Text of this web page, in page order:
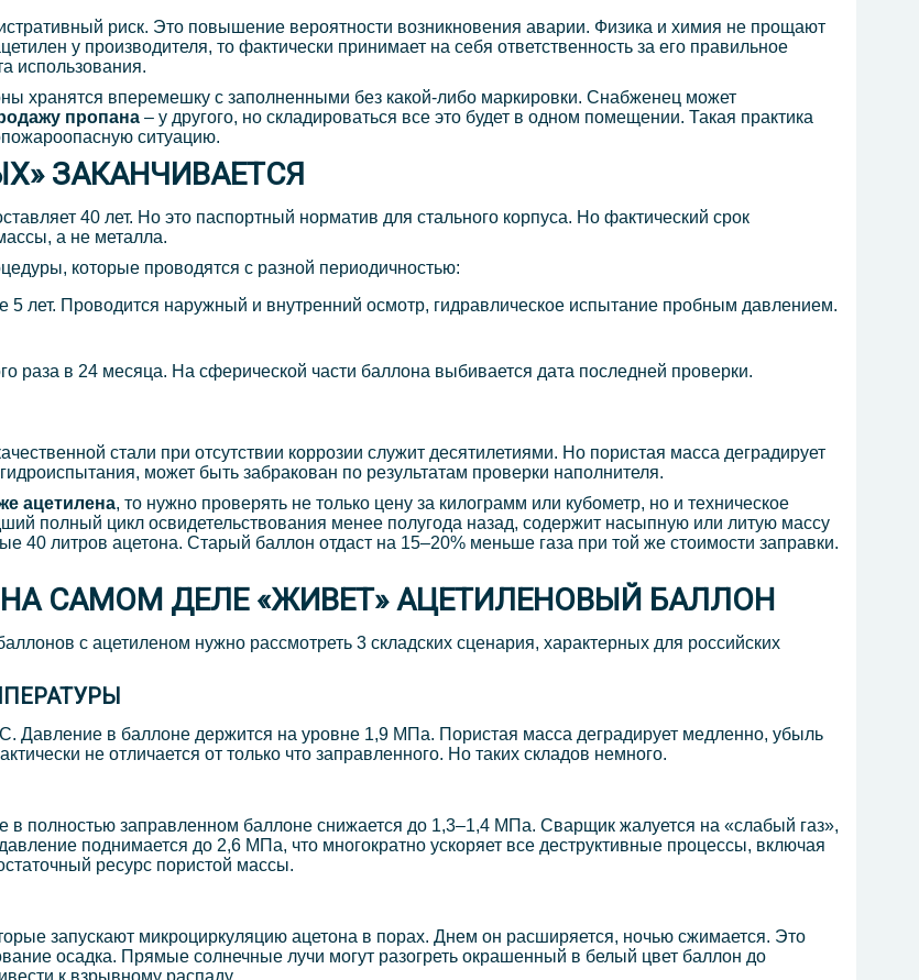
риск. Это повышение вероятности возникновения аварии. Физика и химия не прощают
у производителя, то фактически принимает на себя ответственность за его правильное
использования.
хранятся вперемешку с заполненными без какой-либо маркировки. Снабженец может
пропана – у другого, но складироваться все это будет в одном помещении. Такая практика
ситуацию.
ЗАКАНЧИВАЕТСЯ
40 лет. Но это паспортный норматив для стального корпуса. Но фактический срок
а не металла.
которые проводятся с разной периодичностью:
5 лет. Проводится наружный и внутренний осмотр, гидравлическое испытание пробным давлением.
раза в 24 месяца. На сферической части баллона выбивается дата последней проверки.
стали при отсутствии коррозии служит десятилетиями. Но пористая масса деградирует
может быть забракован по результатам проверки наполнителя.
ацетилена, то нужно проверять не только цену за килограмм или кубометр, но и техническое
полный цикл освидетельствования менее полугода назад, содержит насыпную или литую массу
40 литров ацетона. Старый баллон отдаст на 15–20% меньше газа при той же стоимости заправки.
САМОМ ДЕЛЕ «ЖИВЕТ» АЦЕТИЛЕНОВЫЙ БАЛЛОН
с ацетиленом нужно рассмотреть 3 складских сценария, характерных для российских
Давление в баллоне держится на уровне 1,9 МПа. Пористая масса деградирует медленно, убыль
не отличается от только что заправленного. Но таких складов немного.
в полностью заправленном баллоне снижается до 1,3–1,4 МПа. Сварщик жалуется на «слабый газ»,
поднимается до 2,6 МПа, что многократно ускоряет все деструктивные процессы, включая
ресурс пористой массы.
запускают микроциркуляцию ацетона в порах. Днем он расширяется, ночью сжимается. Это
осадка. Прямые солнечные лучи могут разогреть окрашенный в белый цвет баллон до